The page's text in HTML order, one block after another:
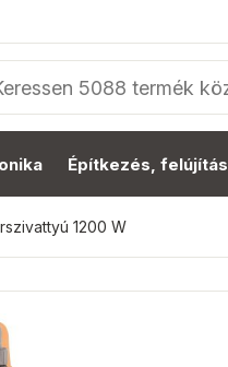
Építkezés, felújítás
1200 W